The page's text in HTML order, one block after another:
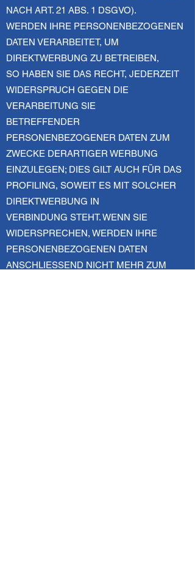
NACH ART. 21 ABS. 1 DSGVO).
WERDEN IHRE PERSONENBEZOGENEN
DATEN VERARBEITET, UM
DIREKTWERBUNG ZU BETREIBEN,
SO HABEN SIE DAS RECHT, JEDERZEIT
WIDERSPRUCH GEGEN DIE
VERARBEITUNG SIE
BETREFFENDER
PERSONENBEZOGENER DATEN ZUM
ZWECKE DERARTIGER WERBUNG
EINZULEGEN; DIES GILT AUCH FÜR DAS
PROFILING, SOWEIT ES MIT SOLCHER
DIREKTWERBUNG IN
VERBINDUNG STEHT. WENN SIE
WIDERSPRECHEN, WERDEN IHRE
PERSONENBEZOGENEN DATEN
ANSCHLIESSEND NICHT MEHR ZUM